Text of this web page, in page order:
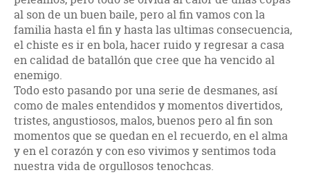
al son de un buen baile, pero al fin vamos con la
familia hasta el fin y hasta las ultimas consecuencia,
el chiste es ir en bola, hacer ruido y regresar a casa
en calidad de batallón que cree que ha vencido al
enemigo.
Todo esto pasando por una serie de desmanes, así
como de males entendidos y momentos divertidos,
tristes, angustiosos, malos, buenos pero al fin son
momentos que se quedan en el recuerdo, en el alma
y en el corazón y con eso vivimos y sentimos toda
nuestra vida de orgullosos tenochcas.